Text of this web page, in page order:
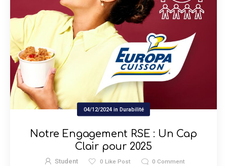
04/12/2024in Durabilité
Notre Engagement RSE : Un Cap
Clair pour 2025
Student 0 Like Post 0 Comment